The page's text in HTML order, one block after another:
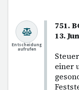
751.
13.
einer
Entscheidung
aufrufen